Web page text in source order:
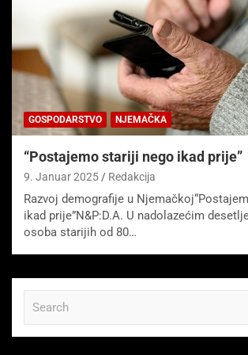
GOSPODARSTVO NJEMAČKA
“Postajemo stariji nego ikad prije”
9. Januar 2025 Redakcija
Razvoj demografije u
ikad prije”N&P:D.A. U nadolazećim
osoba starijih od 80…